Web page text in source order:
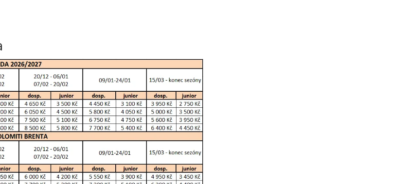
36 900 Kč rezervovat
21 600 Kč rezervovat